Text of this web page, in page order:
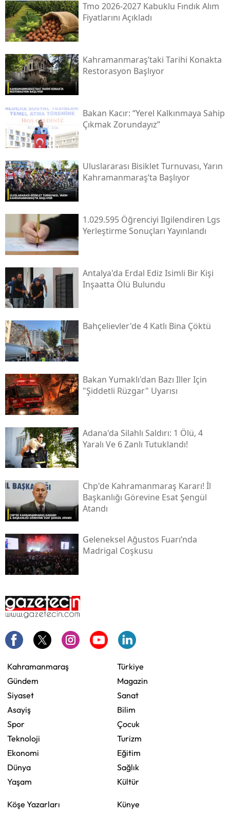
Tmo 2026-2027 Kabuklu Fındık Alım
Fiyatlarını Açıkladı
Kahramanmaraş’taki Tarihi Konakta
Restorasyon Başlıyor
Bakan Kacır: “yerel Kalkınmaya Sahip
Çıkmak Zorundayız”
Uluslararası Bisiklet Turnuvası, Yarın
Kahramanmaraş’ta Başlıyor
1.029.595 Öğrenciyi Ilgilendiren Lgs
Yerleştirme Sonuçları Yayınlandı
Antalya'da Erdal Ediz Isimli Bir Kişi
Inşaatta Ölü Bulundu
Bahçelievler'de 4 Katlı Bina Çöktü
Bakan Yumaklı'dan Bazı Iller Için
"şiddetli Rüzgar" Uyarısı
Adana'da Silahlı Saldırı: 1 Ölü, 4
Yaralı Ve 6 Zanlı Tutuklandı!
Chp'de Kahramanmaraş Kararı! İl
Başkanlığı Görevine Esat Şengül
Atandı
Geleneksel Ağustos Fuarı’nda
Madrigal Coşkusu
Kahramanmaraş
Gündem
Siyaset
Asayiş
Spor
Teknoloji
Ekonomi
Dünya
Yaşam
Türkiye
Magazin
Sanat
Bilim
Çocuk
Turizm
Eğitim
Sağlık
Kültür
Köşe Yazarları
Künye